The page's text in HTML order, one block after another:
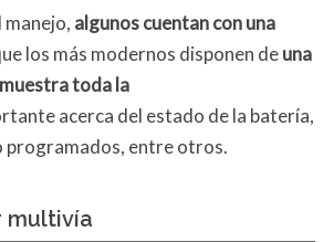
manejo, algunos cuentan con una
los más modernos disponen deuna
toda la
acerca del estado de la batería,
programados, entre otros.
multivía